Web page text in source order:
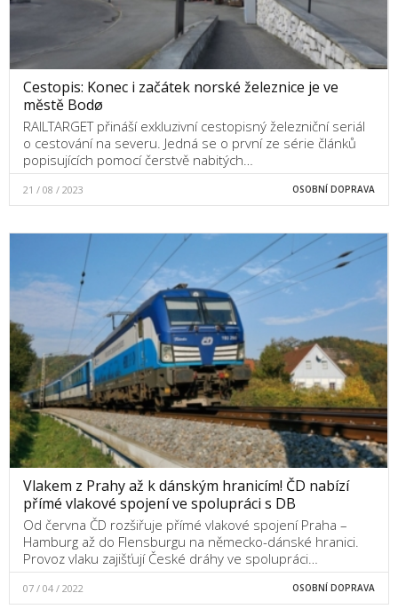
Cestopis: Konec i začátek norské železnice je ve
městě Bodø
RAILTARGET přináší exkluzivní cestopisný železniční seriál
o cestování na severu. Jedná se o první ze série článků
popisujících pomocí čerstvě nabitých…
21 / 08 / 2023 OSOBNÍ DOPRAVA
Vlakem z Prahy až k dánským hranicím! ČD nabízí
přímé vlakové spojení ve spolupráci s DB
Od června ČD rozšiřuje přímé vlakové spojení Praha –
Hamburg až do Flensburgu na německo-dánské hranici.
Provoz vlaku zajišťují České dráhy ve spolupráci…
07 / 04 / 2022 OSOBNÍ DOPRAVA